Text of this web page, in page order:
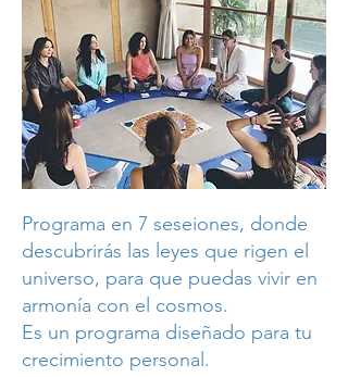
Programa en 7 seseiones, donde
descubrirás las leyes que rigen el
universo, para que puedas vivir en
armonía con el cosmos.
Es un programa diseñado para tu
crecimiento personal.